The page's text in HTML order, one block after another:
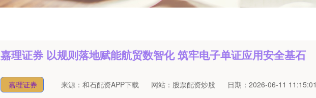
嘉理证券 以规则落地赋能航贸数智化 筑牢电子单证应用安全基石
嘉理证券 来源：和石配资APP下载 网站：股票配资炒股 日期：2026-06-11 11:15:01